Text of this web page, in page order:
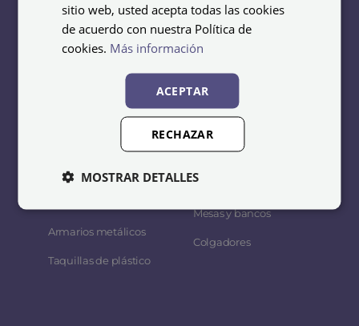
Taquillas metálicas
Taquillas en melamina
Taquillas fenólicas
Armarios metálicos
Taquillas de plástico
Bancos de acero
Bancos de madera y
Bancos de melamina
Bancos fenólicos
Bancos fenólicos e INOX
Bancos en PVC
Mesas y bancos
Colgadores
sitio web, usted acepta todas las cookies
de acuerdo con nuestra Política de
cookies. Más información
ACEPTAR
RECHAZAR
MOSTRAR DETALLES